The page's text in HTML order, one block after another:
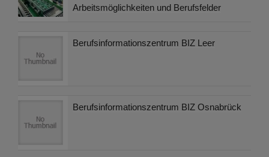
Arbeitsmöglichkeiten und Berufsfelder
Berufsinformationszentrum BIZ Leer
Berufsinformationszentrum BIZ Osnabrück